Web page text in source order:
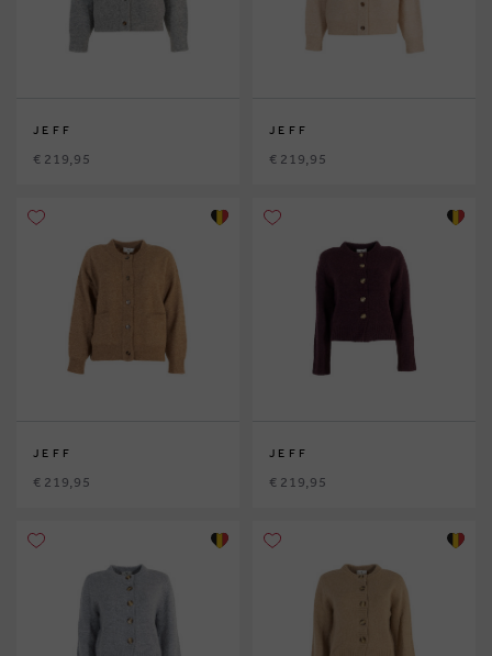
JEFF
€ 219,95
JEFF
€ 219,95
JEFF
€ 219,95
JEFF
€ 219,95